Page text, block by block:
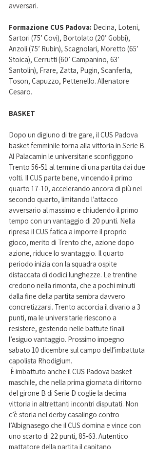
avversari.
Formazione CUS Padova: Decina, Loteni,
Sartori (75’ Covi), Bortolato (20’ Gobbi),
Anzoli (75’ Rubin), Scagnolari, Moretto (65’
Stoica), Cerrutti (60’ Campanino, 63’
Santolin), Frare, Zatta, Pugin, Scanferla,
Toson, Capuzzo, Pettenello. Allenatore
Cesaro.
BASKET
Dopo un digiuno di tre gare, il CUS Padova
basket femminile torna alla vittoria in Serie B.
Al Palacamin le universitarie sconfiggono
Trento 56-51 al termine di una partita dai due
volti. Il CUS parte bene, vincendo il primo
quarto 17-10, accelerando ancora di più nel
secondo quarto, limitando l’attacco
avversario al massimo e chiudendo il primo
tempo con un vantaggio di 20 punti. Nella
ripresa il CUS fatica a imporre il proprio
gioco, merito di Trento che, azione dopo
azione, riduce lo svantaggio. Il quarto
periodo inizia con la squadra ospite
distaccata di dodici lunghezze. Le trentine
credono nella rimonta, che a pochi minuti
dalla fine della partita sembra davvero
concretizzarsi. Trento accorcia il divario a 3
punti, ma le universitarie riescono a
resistere, gestendo nelle battute finali
l’esiguo vantaggio. Prossimo impegno
sabato 10 dicembre sul campo dell’imbattuta
capolista Rhodigium.
maschile, che nella prima giornata di ritorno
del girone B di Serie D coglie la decima
vittoria in altrettanti incontri disputati. Non
c’è storia nel derby casalingo contro
l’Albignasego che il CUS domina e vince con
uno scarto di 22 punti, 85-63. Autentico
mattatore della partita il capitano